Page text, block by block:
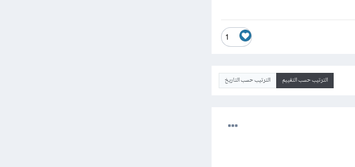
1
الترتيب حسب التقييم الترتيب حسب التاريخ